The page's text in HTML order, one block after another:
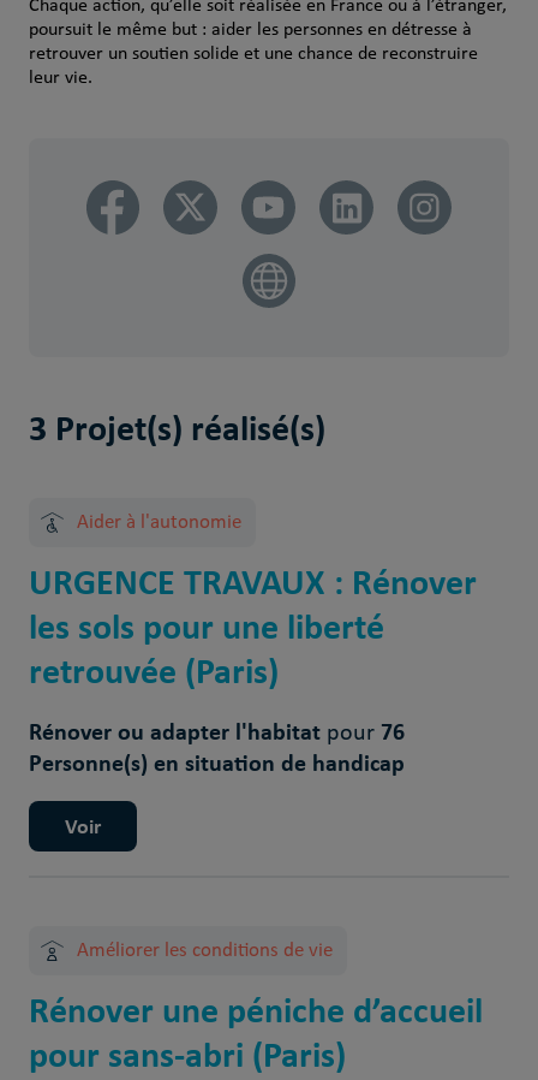
Chaque action, qu’elle soit réalisée en France ou à l’étranger,
poursuit le même but : aider les personnes en détresse à
retrouver un soutien solide et une chance de reconstruire
leur vie.
3 Projet(s) réalisé(s)
Aider à l'autonomie
URGENCE TRAVAUX : Rénover
les sols pour une liberté
retrouvée (Paris)
Rénover ou adapter l'habitat pour76
Personne(s) en situation de handicap
Voir
Améliorer les conditions de vie
Rénover une péniche d’accueil
pour sans-abri (Paris)